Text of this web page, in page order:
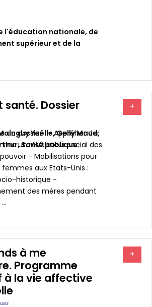
l'éducation nationale, de
supérieur et de la
santé. Dossier
Yaëlle,Gelly Maud,
,Santé publique
du dossier : - Appréhender
un révélateur social des
- Mobilisations pour
aux Etats-Unis :
historique -
des mères pendant
+
à me
Programme
à la vie affective
+